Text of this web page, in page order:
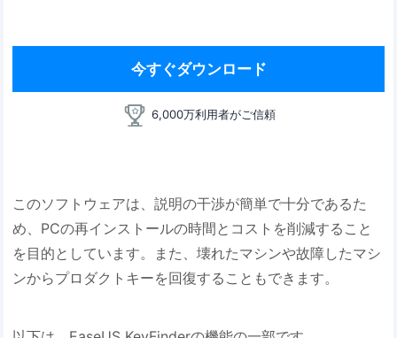
今すぐダウンロード
6,000万利用者がご信頼
このソフトウェアは、説明の干渉が簡単で十分であるた
め、PCの再インストールの時間とコストを削減すること
を目的としています。また、壊れたマシンや故障したマシ
ンからプロダクトキーを回復することもできます。